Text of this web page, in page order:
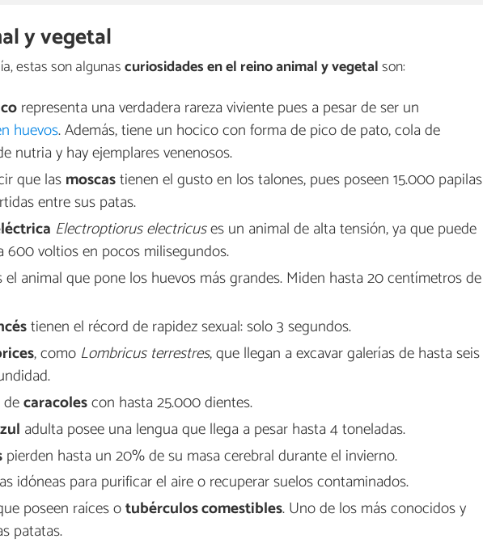
y vegetal
estas son algunascuriosidades en el reino animal y vegetalson:
representa una verdadera rareza viviente pues a pesar de ser un
huevos. Además, tiene un hocico con forma de pico de pato, cola de
nutria y hay ejemplares venenosos.
que lasmoscastienen el gusto en los talones, pues poseen 15.000 papilas
entre sus patas.
Electroptiorus electricuses un animal de alta tensión, ya que puede
600 voltios en pocos milisegundos.
el animal que pone los huevos más grandes. Miden hasta 20 centímetros de
tienen el récord de rapidez sexual: solo 3 segundos.
, como Lombricus terrestres, que llegan a excavar galerías de hasta seis
caracolescon hasta 25.000 dientes.
adulta posee una lengua que llega a pesar hasta 4 toneladas.
pierden hasta un 20% de su masa cerebral durante el invierno.
idóneas para purificar el aire o recuperar suelos contaminados.
poseen raíces otubérculos comestibles. Uno de los más conocidos y
patatas.